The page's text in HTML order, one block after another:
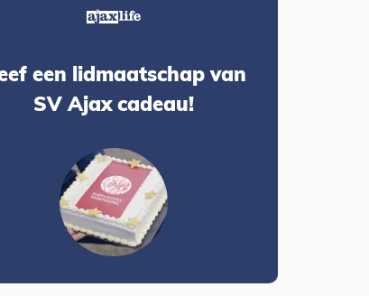
een lidmaatschap van
SV Ajax cadeau!